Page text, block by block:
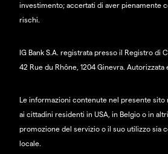
investimento; accertati di aver pienamente
rischi.
IG Bank S.A. registrata presso il Registro di
42 Rue du Rhône, 1204 Ginevra. Autorizzata
Le informazioni contenute nel presente
ai cittadini residenti in USA, in Belgio o in
promozione del servizio o il suo utilizzo sia
locale.